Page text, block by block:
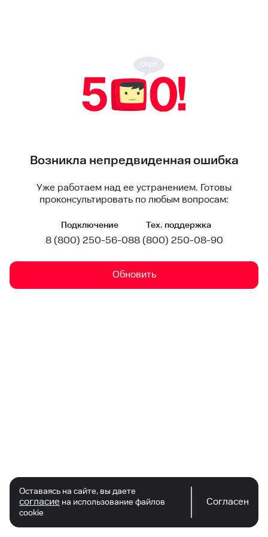
Возникла непредвиденная ошибка
Уже работаем над ее устранением. Готовы
проконсультировать по любым вопросам:
Подключение
8 (800) 250-56-08
Тех. поддержка
8 (800) 250-08-90
Обновить
Оставаясь на сайте, вы даете
согласие на использование файлов
cookie
Согласен